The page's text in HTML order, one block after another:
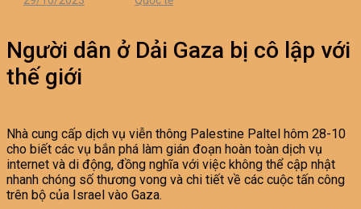
Người dân ở Dải Gaza bị cô lập với
thế giới
Nhà cung cấp dịch vụ viễn thông Palestine Paltel hôm 28-10
cho biết các vụ bắn phá làm gián đoạn hoàn toàn dịch vụ
internet và di động, đồng nghĩa với việc không thể cập nhật
nhanh chóng số thương vong và chi tiết về các cuộc tấn công
trên bộ của Israel vào Gaza.